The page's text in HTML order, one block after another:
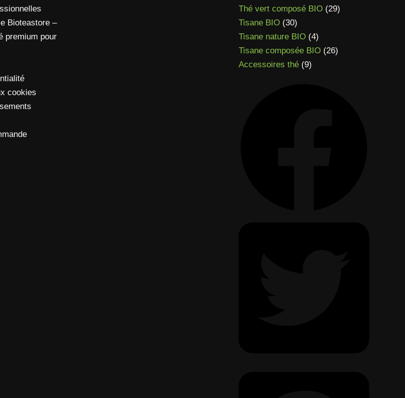
Bioteastore –
premium pour
cookies
produits
Thé vert composé BIO 2929
Tisane BIO 3030
produits
Tisane nature BIO 44
produits
Tisane composée BIO 2626
Accessoires thé 99